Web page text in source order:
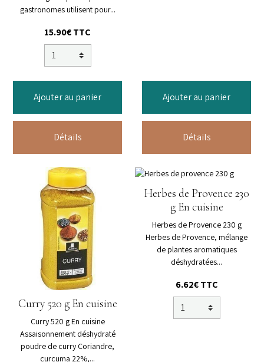
gastronomes utilisent pour...
15.90€ TTC
Ajouter au panier
Détails
Ajouter au panier
Détails
Curry 520 g En cuisine
Curry 520 g En cuisine
Assaisonnement déshydraté
poudre de curry Coriandre,
curcuma 22%,...
Herbes de Provence 230
g En cuisine
Herbes de Provence 230 g
Herbes de Provence, mélange
de plantes aromatiques
déshydratées...
6.62€ TTC